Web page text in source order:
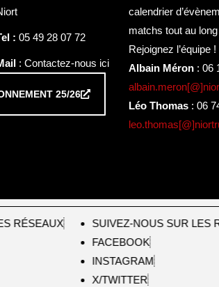
: 05 49 28 07 72
: Contactez-nous ici
25/26
calendrier
matchs tout au
Rejoignez l’équipe !
Albain Méron :06
Léo Thomas :06
RÉSEAUX
SUIVEZ-NOUS SUR LES
FACEBOOK
INSTAGRAM
X/TWITTER